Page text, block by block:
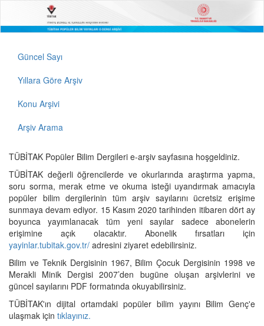
Güncel Sayı
Yıllara Göre Arşiv
Konu Arşivi
Arşiv Arama
TÜBİTAK Popüler Bilim Dergileri e-arşiv sayfasına hoşgeldiniz.
TÜBİTAK değerli öğrencilerde ve okurlarında araştırma yapma,
soru sorma, merak etme ve okuma isteği uyandırmak amacıyla
popüler bilim dergilerinin tüm arşiv sayılarını ücretsiz erişime
sunmaya devam ediyor. 15 Kasım 2020 tarihinden itibaren dört ay
boyunca yayımlanacak tüm yeni sayılar sadece abonelerin
erişimine açık olacaktır. Abonelik fırsatları için
yayinlar.tubitak.gov.tr/ adresini ziyaret edebilirsiniz.
Bilim ve Teknik Dergisinin 1967, Bilim Çocuk Dergisinin 1998 ve
Merakli Minik Dergisi 2007’den bugüne oluşan arşivlerini ve
güncel sayılarını PDF formatında okuyabilirsiniz.
TÜBİTAK'ın dijital ortamdaki popüler bilim yayını Bilim Genç'e
ulaşmak için tıklayınız.